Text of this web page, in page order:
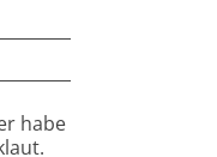
habe